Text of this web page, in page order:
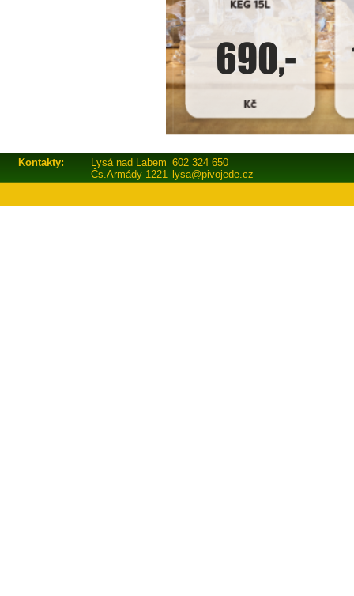
Kontakty: Lysá nad Labem 602 324 650
Čs.Armády 1221 lysa@pivojede.cz